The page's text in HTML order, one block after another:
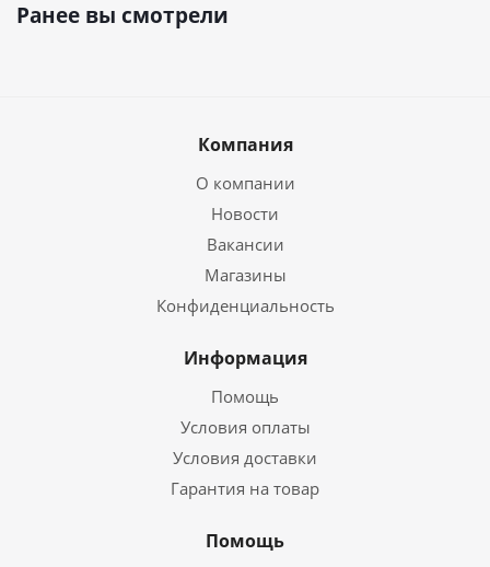
Ранее вы смотрели
Компания
О компании
Новости
Вакансии
Магазины
Конфиденциальность
Информация
Помощь
Условия оплаты
Условия доставки
Гарантия на товар
Помощь